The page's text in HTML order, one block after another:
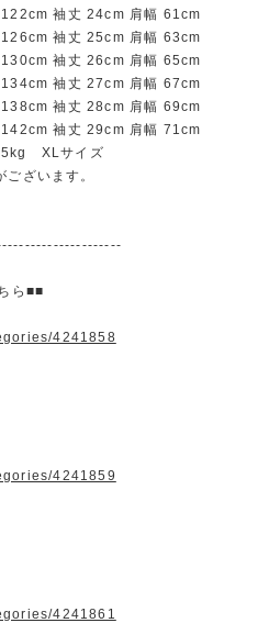
袖丈 24cm 肩幅 61cm
袖丈 25cm 肩幅 63cm
袖丈 26cm 肩幅 65cm
袖丈 27cm 肩幅 67cm
袖丈 28cm 肩幅 69cm
袖丈 29cm 肩幅 71cm
XLサイズ
ざいます。
ら■■
4241858
4241859
4241861